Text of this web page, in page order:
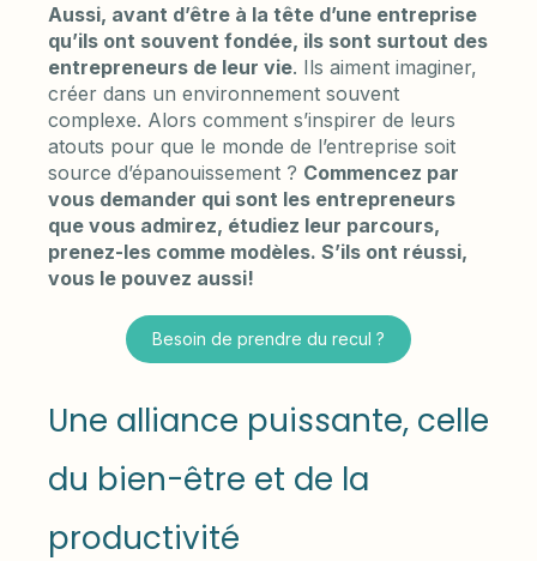
Aussi, avant d’être à la tête d’une entreprise
qu’ils ont souvent fondée, ils sont surtout des
entrepreneurs de leur vie. Ils aiment imaginer,
créer dans un environnement souvent
complexe. Alors comment s’inspirer de leurs
atouts pour que le monde de l’entreprise soit
source d’épanouissement ? Commencez par
vous demander qui sont les entrepreneurs
que vous admirez, étudiez leur parcours,
prenez-les comme modèles. S’ils ont réussi,
vous le pouvez aussi!
Besoin de prendre du recul ?
Une alliance puissante, celle
du bien-être et de la
productivité